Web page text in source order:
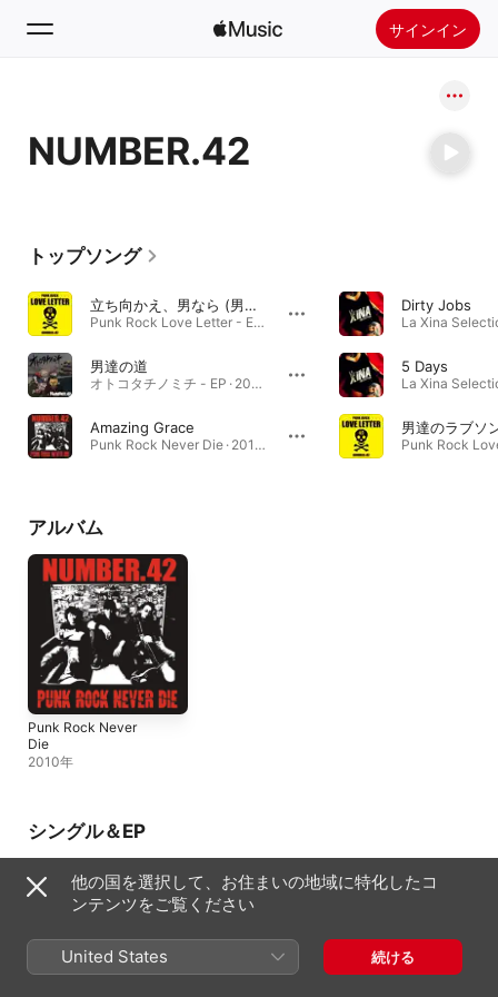
サインイン
ホーム
ラジオ
NUMBER.42
トップソング
立ち向かえ、男なら (男達の道〜第ニ章〜)
Punk Rock Love Letter - EP · 2015年
男達の道
オトコタチノミチ - EP · 2012年
Amazing Grace
Punk Rock Never Die · 2010年
Dirty Jobs
La Xina
5 Days
La Xina
男達のラブソ
アルバム
Punk Rock Never
Die
2010年
シングル＆EP
他の国を選択して、お住まいの地域に特化したコ
ンテンツをご覧ください
United States 続ける